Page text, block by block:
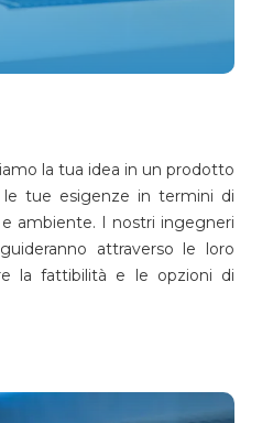
la tua idea in un prodotto
le tue esigenze in termini di
ambiente. I nostri ingegneri
attraverso le loro
la fattibilità e le opzioni di